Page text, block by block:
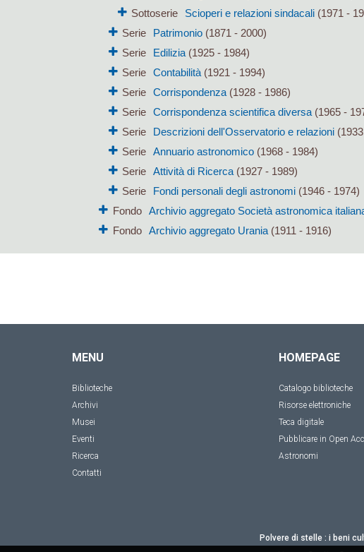
Sottoserie
Scioperi e relazioni sindacali (1971 -
Serie
Patrimonio(1871 - 2000)
Serie
Edilizia(1925 - 1984)
Serie Contabilità(1921 - 1994)
Serie Corrispondenza(1928 - 1986)
Serie Corrispondenza scientifica diversa(1965 -
Serie
Descrizioni dell'Osservatorio e relazioni(1933
Serie Annuario astronomico(1968 - 1984)
Serie Attività di Ricerca(1927 - 1989)
Serie
Fondi personali degli astronomi(1946 - 1974)
Fondo
Archivio aggregato Società astronomica
Fondo
Archivio aggregato Urania(1911 - 1916)
MENU
Biblioteche
Archivi
Musei
Eventi
Ricerca
Contatti
HOMEPAGE
Catalogo biblioteche
Risorse elettroniche
Teca digitale
Pubblicare in Open
Astronomi
Polvere di stelle : i beni